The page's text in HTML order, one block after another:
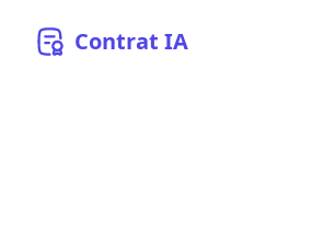
Contrat IA